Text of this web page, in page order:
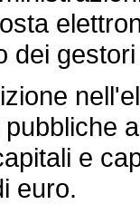
dei
e
euro.